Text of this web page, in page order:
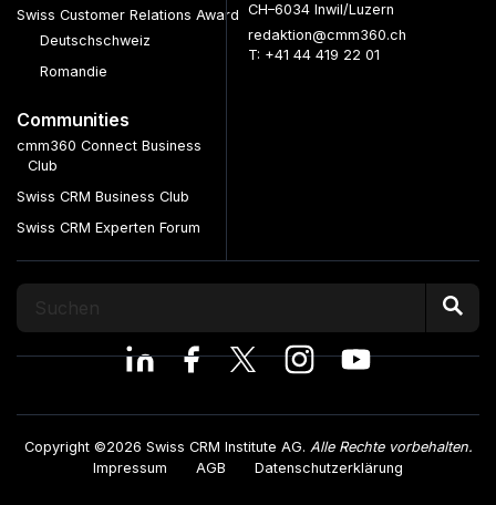
Swiss Customer Relations Award
Deutschschweiz
Romandie
Communities
cmm360 Connect Business
Club
Swiss CRM Business Club
Swiss CRM Experten Forum
CH–6034 Inwil/Luzern
redaktion@cmm360.ch
T: +41 44 419 22 01
Copyright ©2026 Swiss CRM Institute AG. Alle Rechte vorbehalten.
Impressum
AGB Datenschutzerklärung